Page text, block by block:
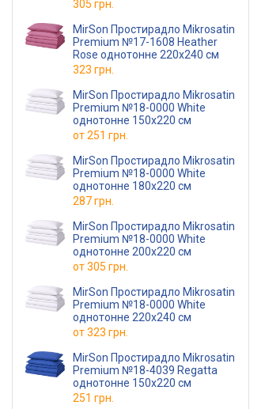
305 грн.
MirSon Простирадло Mikrosatin
Premium №17-1608 Heather
Rose однотонне 220x240 см
323 грн.
MirSon Простирадло Mikrosatin
Premium №18-0000 White
однотонне 150х220 см
от251 грн.
MirSon Простирадло Mikrosatin
Premium №18-0000 White
однотонне 180x220 см
287 грн.
MirSon Простирадло Mikrosatin
Premium №18-0000 White
однотонне 200x220 см
от305 грн.
MirSon Простирадло Mikrosatin
Premium №18-0000 White
однотонне 220x240 см
от323 грн.
MirSon Простирадло Mikrosatin
Premium №18-4039 Regatta
однотонне 150х220 см
251 грн.